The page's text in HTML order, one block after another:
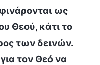
ως
Θεού, κάτι το
των δεινών.
τον Θεό να